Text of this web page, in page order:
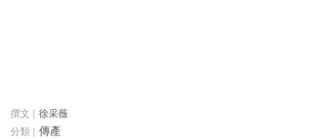
徐采薇
傳產